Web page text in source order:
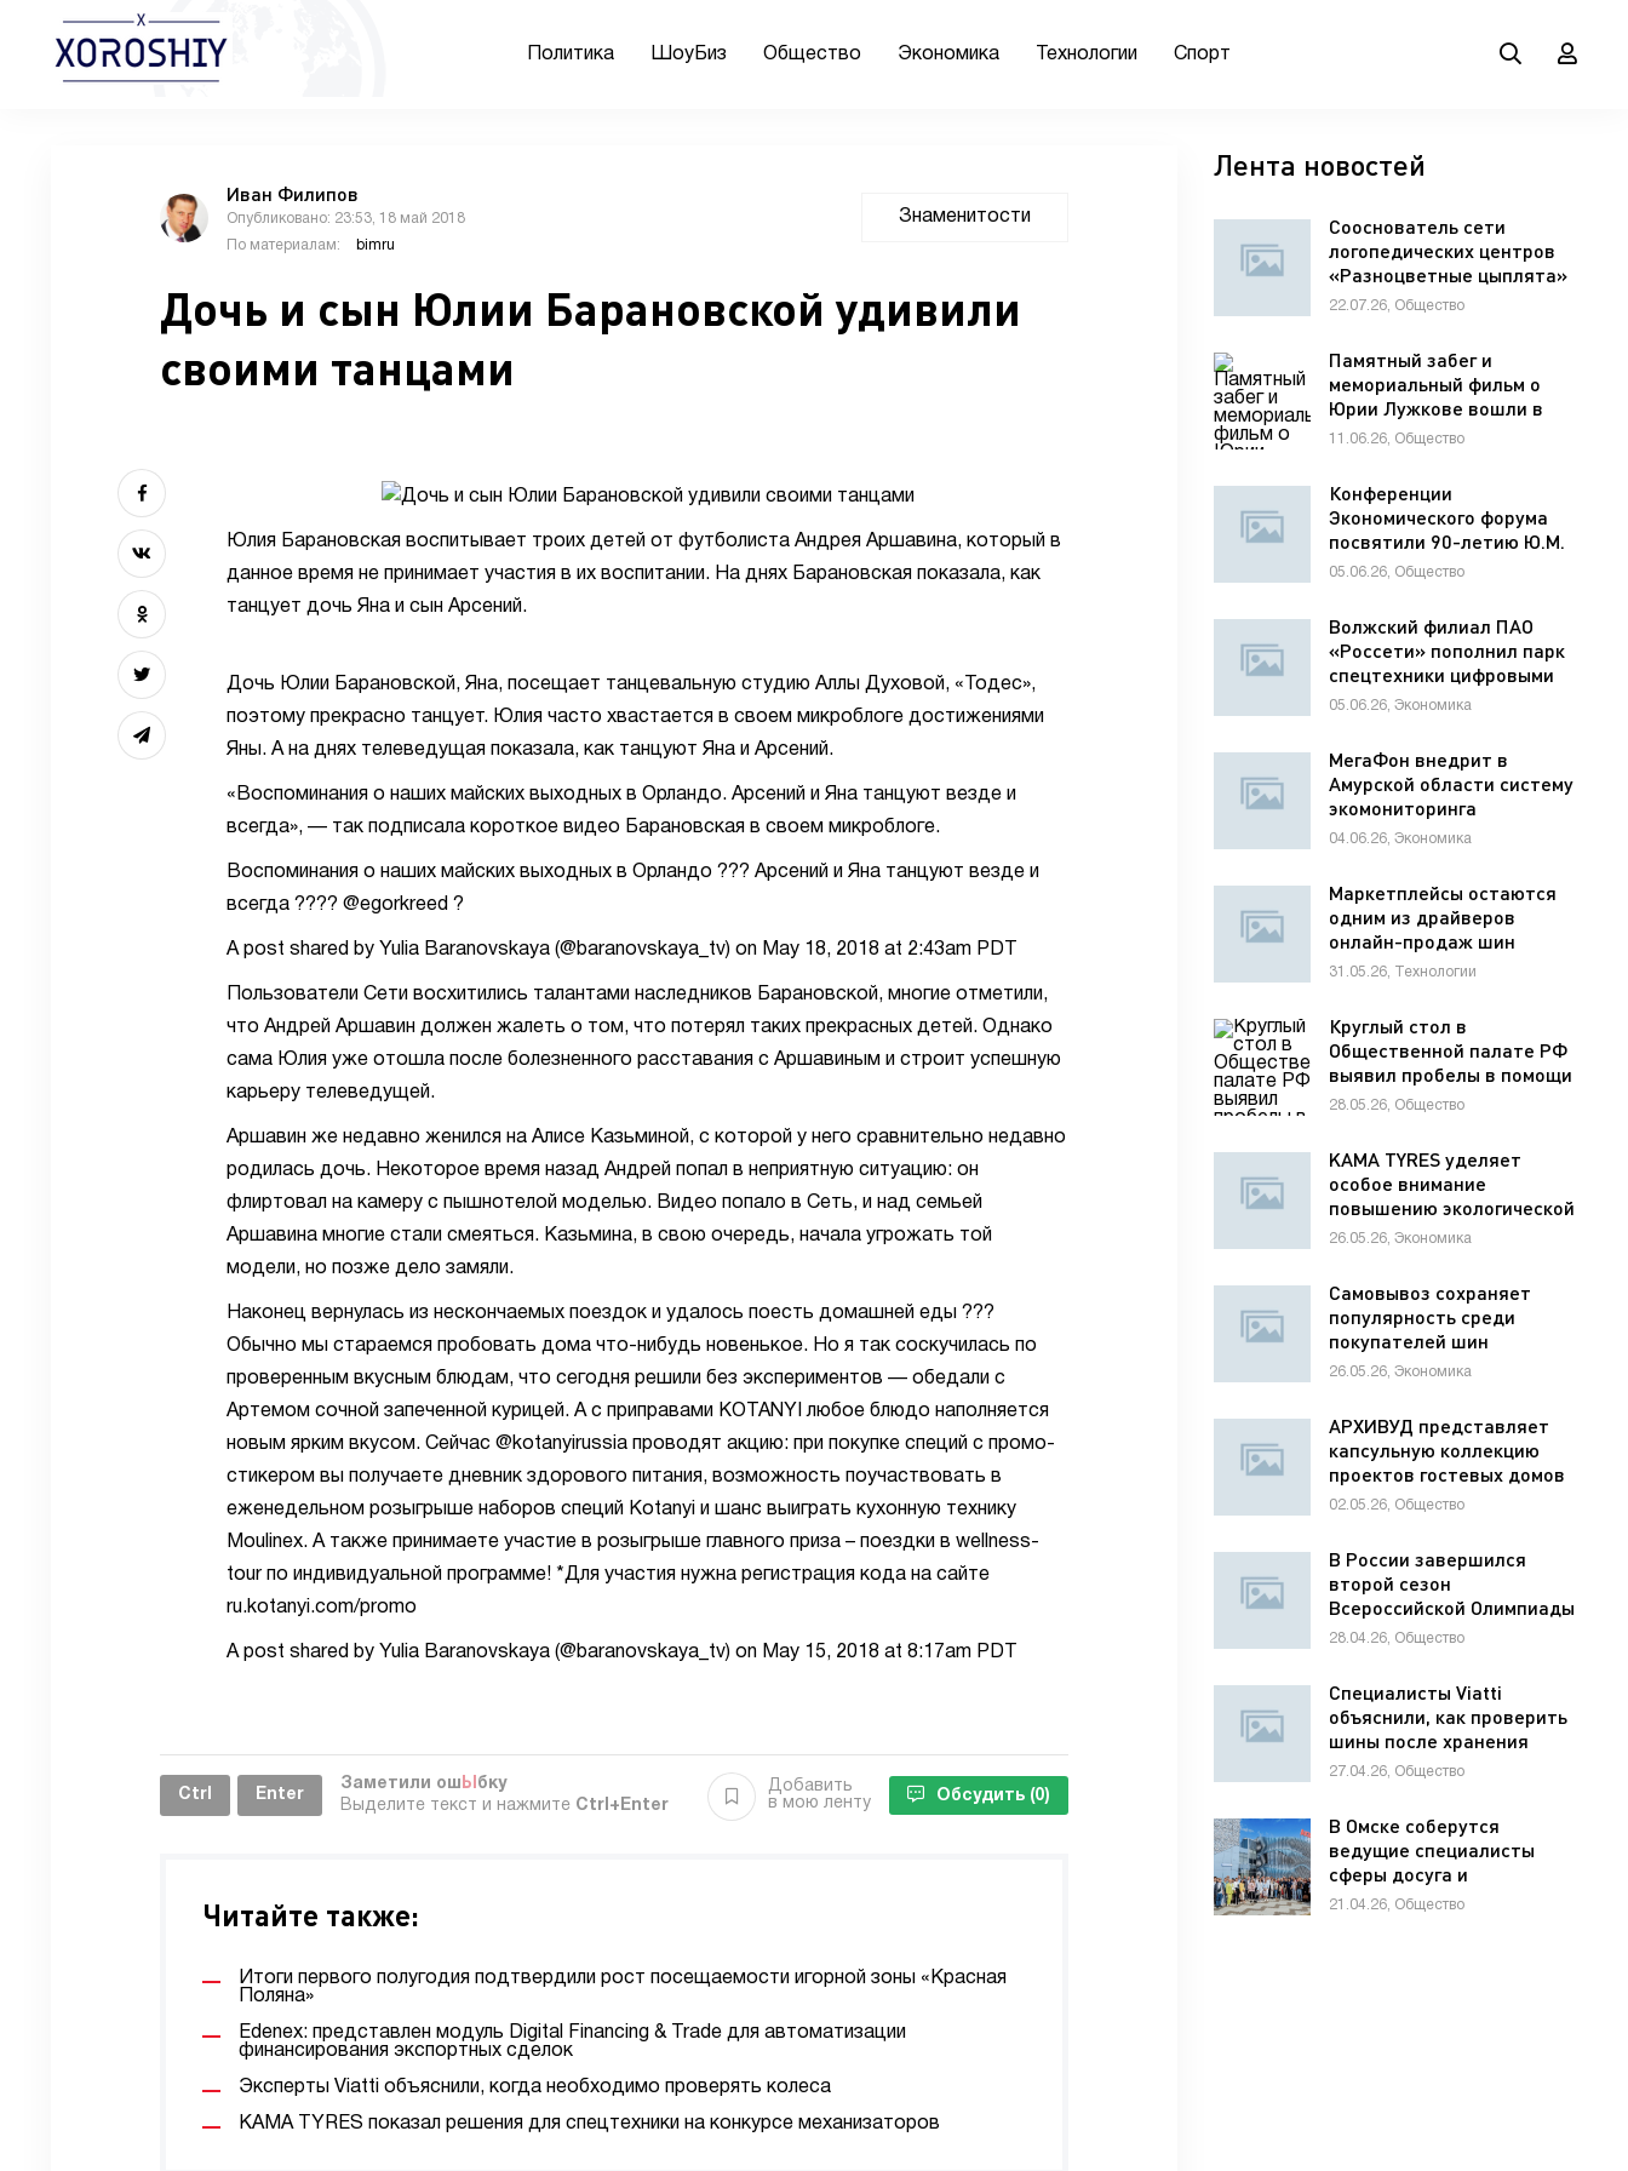
Политика ШоуБиз Общество Экономика Технологии Спорт
Иван Филипов
Опубликовано: 23:53, 18 май 2018
По материалам:
bimru
Знаменитости
Дочь и сын Юлии Барановской удивили
своими танцами
Юлия Барановская воспитывает троих детей от футболиста Андрея Аршавина, который в
данное время не принимает участия в их воспитании. На днях Барановская показала, как
танцует дочь Яна и сын Арсений.
Дочь Юлии Барановской, Яна, посещает танцевальную студию Аллы Духовой, «Тодес»,
поэтому прекрасно танцует. Юлия часто хвастается в своем микроблоге достижениями
Яны. А на днях телеведущая показала, как танцуют Яна и Арсений.
«Воспоминания о наших майских выходных в Орландо. Арсений и Яна танцуют везде и
всегда», — так подписала короткое видео Барановская в своем микроблоге.
Воспоминания о наших майских выходных в Орландо ??? Арсений и Яна танцуют везде и
всегда ???? @egorkreed ?
A post shared by Yulia Baranovskaya (@baranovskaya_tv) on May 18, 2018 at 2:43am PDT
Пользователи Сети восхитились талантами наследников Барановской, многие отметили,
что Андрей Аршавин должен жалеть о том, что потерял таких прекрасных детей. Однако
сама Юлия уже отошла после болезненного расставания с Аршавиным и строит успешную
карьеру телеведущей.
Аршавин же недавно женился на Алисе Казьминой, с которой у него сравнительно недавно
родилась дочь. Некоторое время назад Андрей попал в неприятную ситуацию: он
флиртовал на камеру с пышнотелой моделью. Видео попало в Сеть, и над семьей
Аршавина многие стали смеяться. Казьмина, в свою очередь, начала угрожать той
модели, но позже дело замяли.
Наконец вернулась из нескончаемых поездок и удалось поесть домашней еды ???
Обычно мы стараемся пробовать дома что-нибудь новенькое. Но я так соскучилась по
проверенным вкусным блюдам, что сегодня решили без экспериментов — обедали с
Артемом сочной запеченной курицей. А с приправами KOTANYI любое блюдо наполняется
новым ярким вкусом. Сейчас @kotanyirussia проводят акцию: при покупке специй с промо-
стикером вы получаете дневник здорового питания, возможность поучаствовать в
еженедельном розыгрыше наборов специй Kotanyi и шанс выиграть кухонную технику
Moulinex. А также принимаете участие в розыгрыше главного приза – поездки в wellness-
tour по индивидуальной программе! *Для участия нужна регистрация кода на сайте
ru.kotanyi.com/promo
A post shared by Yulia Baranovskaya (@baranovskaya_tv) on May 15, 2018 at 8:17am PDT
Ctrl Enter
Заметили ош Ы бку
Выделите текст и нажмите Ctrl+Enter
Добавить
в мою ленту
Обсудить (0)
Читайте также:
Итоги первого полугодия подтвердили рост посещаемости игорной зоны «Красная
Поляна»
Edenex: представлен модуль Digital Financing & Trade для автоматизации
финансирования экспортных сделок
Эксперты Viatti объяснили, когда необходимо проверять колеса
KAMA TYRES показал решения для спецтехники на конкурсе механизаторов
Лента новостей
Сооснователь сети
логопедических центров
«Разноцветные цыплята»
Елена Мельникова
коммуникации для
развития речи ребенка
22.07.26, Общество
Памятный забег и
мемориальный фильм о
Юрии Лужкове вошли в
программу фестиваля
11.06.26, Общество
Конференции
Экономического форума
посвятили 90-летию Ю.М.
Лужкова
05.06.26, Общество
Волжский филиал ПАО
«Россети» пополнил парк
спецтехники цифровыми
диагностическими
05.06.26, Экономика
МегаФон внедрит в
Амурской области систему
экомониторинга
04.06.26, Экономика
Маркетплейсы остаются
одним из драйверов
онлайн-продаж шин
31.05.26, Технологии
Круглый стол в
Общественной палате РФ
выявил пробелы в помощи
раненым детям
28.05.26, Общество
KAMA TYRES уделяет
особое внимание
повышению экологической
ответственности
26.05.26, Экономика
Самовывоз сохраняет
популярность среди
покупателей шин
26.05.26, Экономика
АРХИВУД представляет
капсульную коллекцию
проектов гостевых домов
для отелей
02.05.26, Общество
В России завершился
второй сезон
Всероссийской Олимпиады
школьников по
28.04.26, Общество
Специалисты Viatti
объяснили, как проверить
шины после хранения
27.04.26, Общество
В Омске соберутся
ведущие специалисты
сферы досуга и
развлечений России и
21.04.26, Общество